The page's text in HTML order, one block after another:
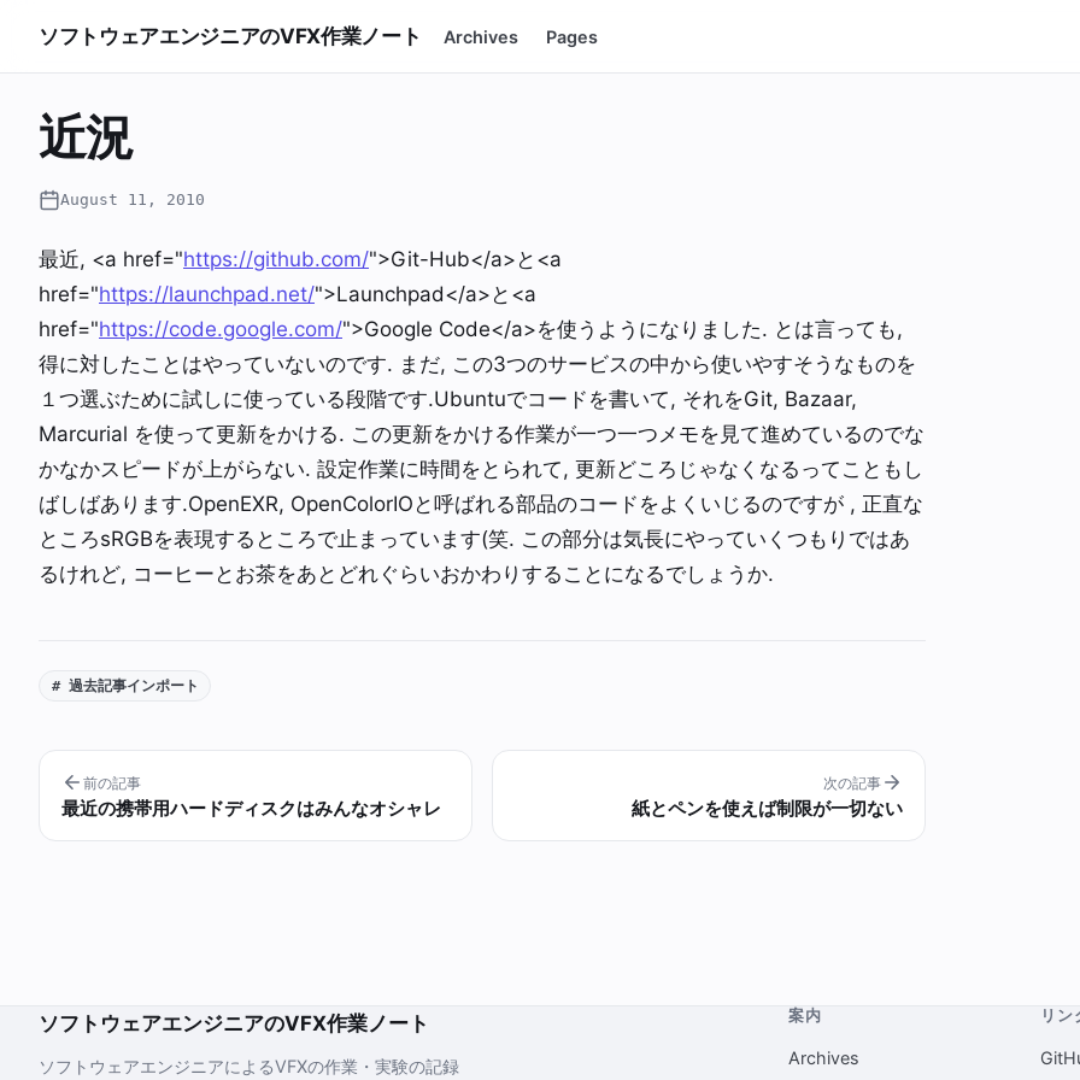
ソフトウェアエンジニアのVFX作業ノート Archives Pages
近況
August 11, 2010
最近, <a href="https://github.com/">Git-Hub</a>と<a
href="https://launchpad.net/">Launchpad</a>と<a
href="https://code.google.com/">Google Code</a>を使うようになりました. とは言っても,
得に対したことはやっていないのです. まだ, この3つのサービスの中から使いやすそうなものを
１つ選ぶために試しに使っている段階です.Ubuntuでコードを書いて, それをGit, Bazaar,
Marcurial を使って更新をかける. この更新をかける作業が一つ一つメモを見て進めているのでな
かなかスピードが上がらない. 設定作業に時間をとられて, 更新どころじゃなくなるってこともし
ばしばあります.OpenEXR, OpenColorIOと呼ばれる部品のコードをよくいじるのですが , 正直な
ところsRGBを表現するところで止まっています(笑. この部分は気長にやっていくつもりではあ
るけれど, コーヒーとお茶をあとどれぐらいおかわりすることになるでしょうか.
# 過去記事インポート
前の記事
最近の携帯用ハードディスクはみんなオシャレ
次の記事
紙とペンを使えば制限が一切ない
ソフトウェアエンジニアのVFX作業ノート
ソフトウェアエンジニアによるVFXの作業・実験の記録
案内
Archives
リン